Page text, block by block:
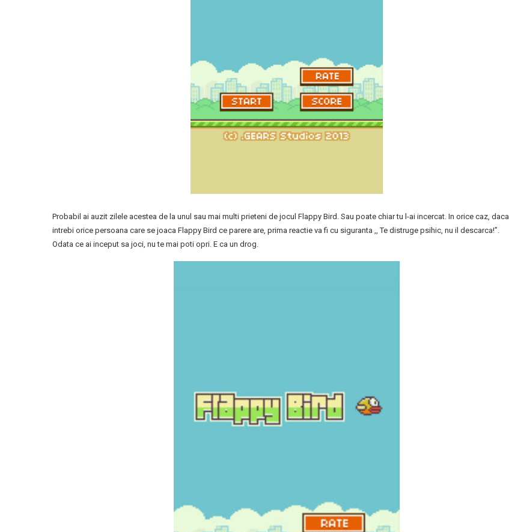
Probabil ai auzit zilele acestea de la unul sau mai multi prieteni de jocul Flappy Bird. Sau poate chiar tu l-ai incercat. In orice caz, daca
intrebi orice persoana care se joaca Flappy Bird ce parere are, prima reactie va fi cu siguranta ,, Te distruge psihic, nu il descarca!”.
Odata ce ai inceput sa joci, nu te mai poti opri. E ca un drog.